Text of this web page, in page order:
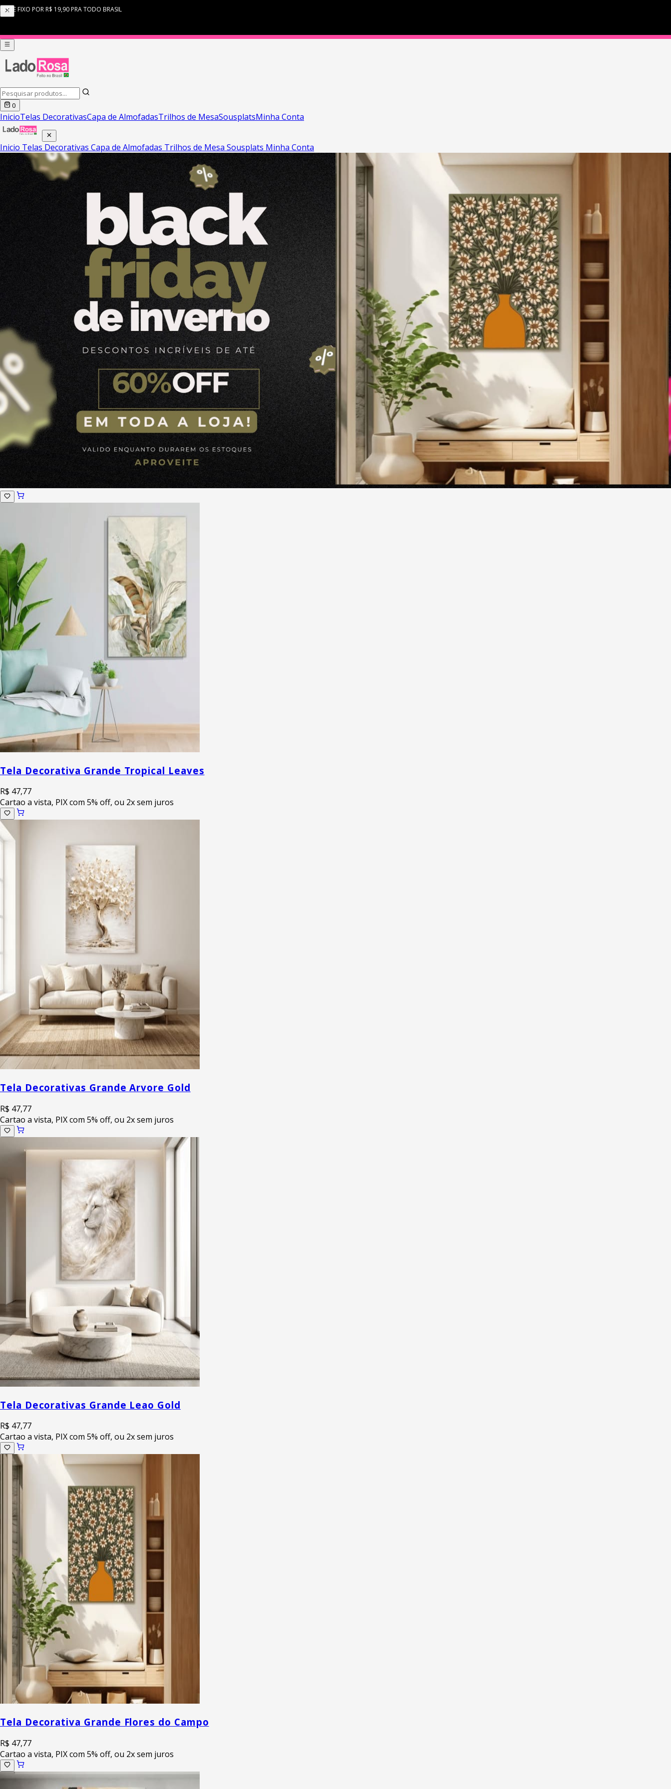
0
InicioTelas DecorativasCapa de AlmofadasTrilhos de MesaSousplatsMinha Conta
Inicio Telas Decorativas Capa de Almofadas Trilhos de Mesa Sousplats Minha Conta
Tela Decorativa Grande Tropical Leaves
R$ 47,77
Cartao a vista, PIX com 5% off, ou 2x sem juros
Tela Decorativas Grande Arvore Gold
R$ 47,77
Cartao a vista, PIX com 5% off, ou 2x sem juros
Tela Decorativas Grande Leao Gold
R$ 47,77
Cartao a vista, PIX com 5% off, ou 2x sem juros
Tela Decorativa Grande Flores do Campo
R$ 47,77
Cartao a vista, PIX com 5% off, ou 2x sem juros